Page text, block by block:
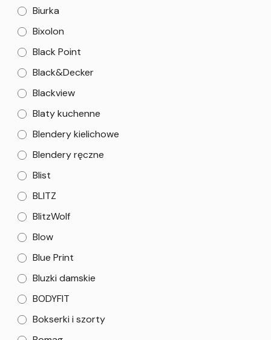
Biurka
Bixolon
Black Point
Black&Decker
Blackview
Blaty kuchenne
Blendery kielichowe
Blendery ręczne
Blist
BLITZ
BlitzWolf
Blow
Blue Print
Bluzki damskie
BODYFIT
Bokserki i szorty